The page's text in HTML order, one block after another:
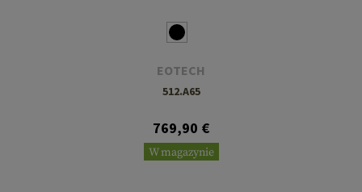
EOTECH
512.A65
769,90 €
W magazynie